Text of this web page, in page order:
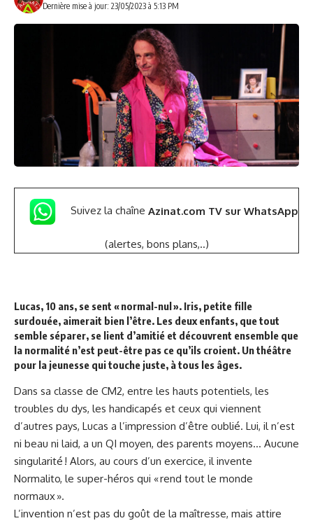
Dernière mise à jour: 23/05/2023 à 5:13 PM
Suivez la chaîne Azinat.com TV sur WhatsApp
(alertes, bons plans,..)
Lucas, 10 ans, se sent « normal-nul ». Iris, petite fille
surdouée, aimerait bien l’être. Les deux enfants, que tout
semble séparer, se lient d’amitié et découvrent ensemble que
la normalité n’est peut-être pas ce qu’ils croient. Un théâtre
pour la jeunesse qui touche juste, à tous les âges.
Dans sa classe de CM2, entre les hauts potentiels, les
troubles du dys, les handicapés et ceux qui viennent
d’autres pays, Lucas a l’impression d’être oublié. Lui, il n’est
ni beau ni laid, a un QI moyen, des parents moyens… Aucune
singularité ! Alors, au cours d’un exercice, il invente
Normalito, le super-héros qui « rend tout le monde
normaux ».
L’invention n’est pas du goût de la maîtresse, mais attire